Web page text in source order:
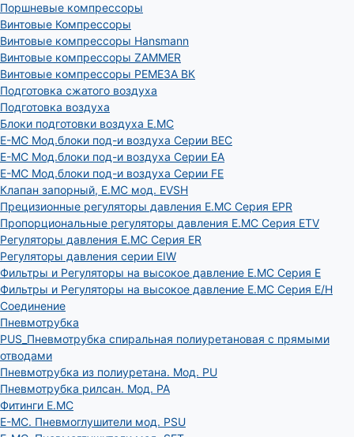
Поршневые компрессоры
Винтовые Компрессоры
Винтовые компрессоры Hansmann
Винтовые компрессоры ZAMMER
Винтовые компрессоры РЕМЕЗА ВК
Подготовка сжатого воздуха
Подготовка воздуха
Блоки подготовки воздуха E.MC
E-MC Мод.блоки под-и воздуха Серии BEC
E-MC Мод.блоки под-и воздуха Серии EA
E-MC Мод.блоки под-и воздуха Серии FE
Клапан запорный, E.MC мод. EVSH
Прецизионные регуляторы давления E.MC Серия EPR
Пропорциональные регуляторы давления E.MC Серия ETV
Регуляторы давления E.MC Серия ER
Регуляторы давления серии EIW
Фильтры и Регуляторы на высокое давление E.MC Серия E
Фильтры и Регуляторы на высокое давление E.MC Серия E/H
Соединение
Пневмотрубка
PUS_Пневмотрубка спиральная полиуретановая с прямыми
отводами
Пневмотрубка из полиуретана. Мод. РU
Пневмотрубка рилсан. Мод. PA
Фитинги E.MC
E-MC. Пневмоглушители мод. PSU